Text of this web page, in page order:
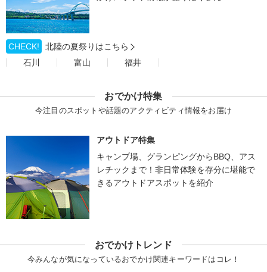
CHECK!
北陸の夏祭りはこちら
石川
富山 福井
おでかけ特集
今注目のスポットや話題のアクティビティ情報をお届け
アウトドア特集
キャンプ場、グランピングからBBQ、アス
レチックまで！非日常体験を存分に堪能で
きるアウトドアスポットを紹介
おでかけトレンド
今みんなが気になっているおでかけ関連キーワードはコレ！